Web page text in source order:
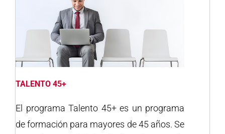
TALENTO 45+
El programa Talento 45+ es un programa
de formación para mayores de 45 años. Se